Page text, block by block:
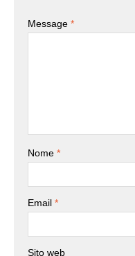
Message *
Nome *
Email *
Sito web